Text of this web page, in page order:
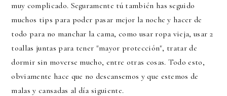
muy complicado. Seguramente tú también has seguido
muchos tips para poder pasar mejor la noche y hacer de
todo para no manchar la cama, como usar ropa vieja, usar 2
toallas juntas para tener "mayor protección", tratar de
dormir sin moverse mucho, entre otras cosas. Todo esto,
obviamente hace que no descansemos y que estemos de
malas y cansadas al día siguiente.